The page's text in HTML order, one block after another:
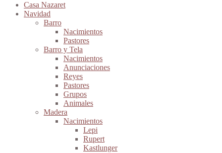
Casa Nazaret
Navidad
Barro
Nacimientos
Pastores
Barro y Tela
Nacimientos
Anunciaciones
Reyes
Pastores
Grupos
Animales
Madera
Nacimientos
Lepi
Rupert
Kastlunger